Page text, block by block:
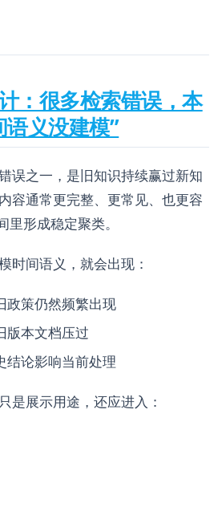
：很多检索错误，本
义没建模”
误之一，是旧知识持续赢过新知
容通常更完整、更常见、也更容
形成稳定聚类。
时间语义，就会出现：
政策仍然频繁出现
版本文档压过
结论影响当前处理
是展示用途，还应进入：